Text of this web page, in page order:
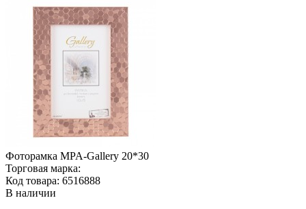
Фоторамка MPA-Gallery 20*30
Торговая марка:
Код товара: 6516888
В наличии